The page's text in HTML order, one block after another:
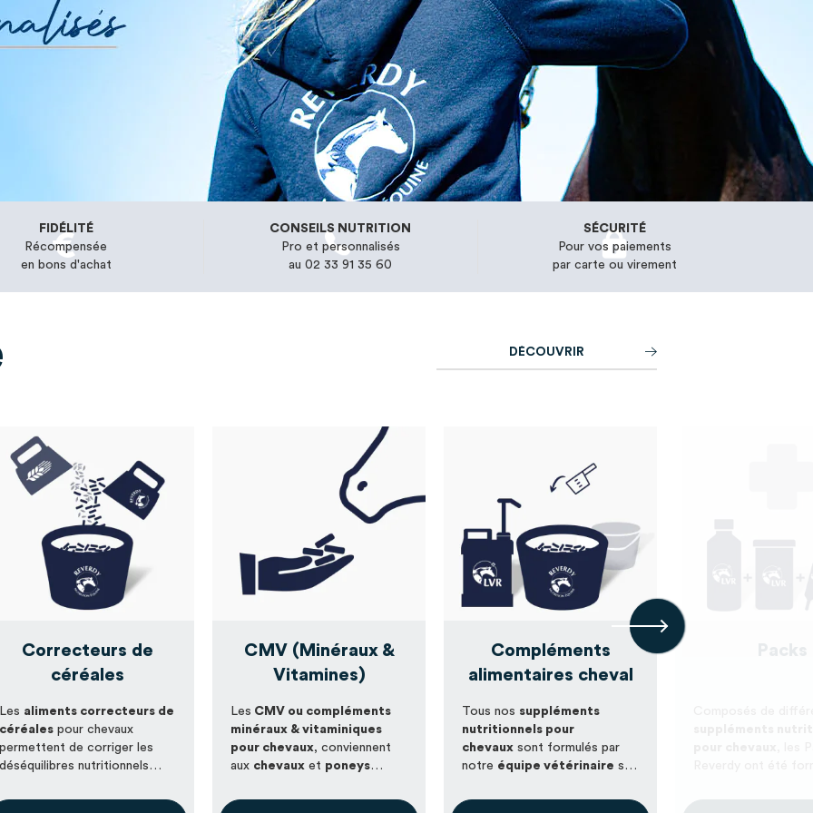
FIDÉLITÉ
Récompensée
en bons d'achat
CONSEILS NUTRITION
Pro et personnalisés
au 02 33 91 35 60
SÉCURITÉ
Pour vos paiements
par carte ou virement
D ÉCOUV R R
Correcteurs de
céréales
Les aliments correcteurs de
céréales pour chevaux
permettent de corriger les
déséquilibres nutritionnels
base de céréales, et de
CMV (Minéraux &
Vitamines)
Les CMV ou compléments
minéraux & vitaminiques
pour chevaux, conviennent
aux chevaux et poneys
ou à l’herbe, ou recevant une
Compléments
alimentaires cheval
Tous nos suppléments
nutritionnels pour
chevaux sont formulés par
notre équipe vétérinaire sur
d’expérimentations